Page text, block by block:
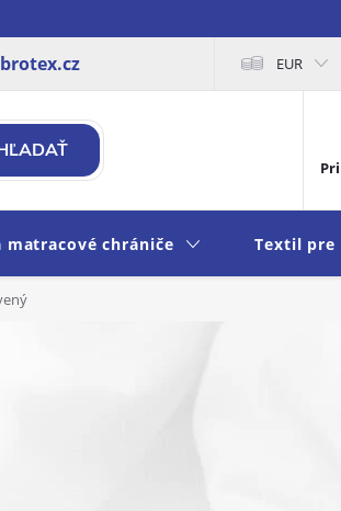
Ochrana osobných údajov Moja
EUR
matracové chrániče Textil pre